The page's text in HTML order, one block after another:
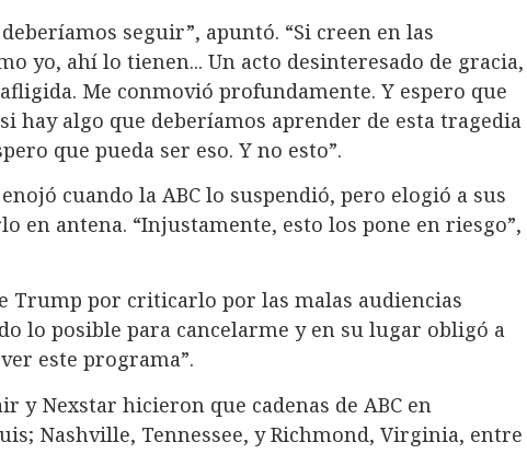
seguir”, apuntó. “Si creen en las
yo, ahí lo tienen... Un acto desinteresado de gracia,
Me conmovió profundamente. Y espero que
hay algo que deberíamos aprender de esta tragedia
que pueda ser eso. Y no esto”.
cuando la ABC lo suspendió, pero elogió a sus
en antena. “Injustamente, esto los pone en riesgo”,
Trump por criticarlo por las malas audiencias
lo posible para cancelarme y en su lugar obligó a
este programa”.
y Nexstar hicieron que cadenas de ABC en
Nashville, Tennessee, y Richmond, Virginia, entre